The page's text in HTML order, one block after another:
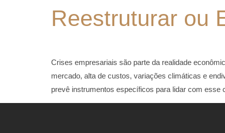
Reestruturar ou
Crises empresariais são parte da realidade
mercado, alta de custos, variações climáticas e
prevê instrumentos específicos para lidar com